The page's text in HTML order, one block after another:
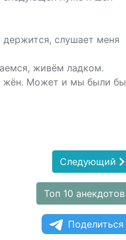
слушает меня
живём ладком.
жён. Может и мы были бы
Следующий
Топ 10 анекдотов
Поделиться